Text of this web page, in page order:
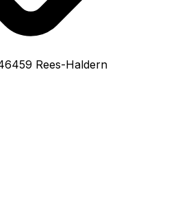
Rees-Haldern